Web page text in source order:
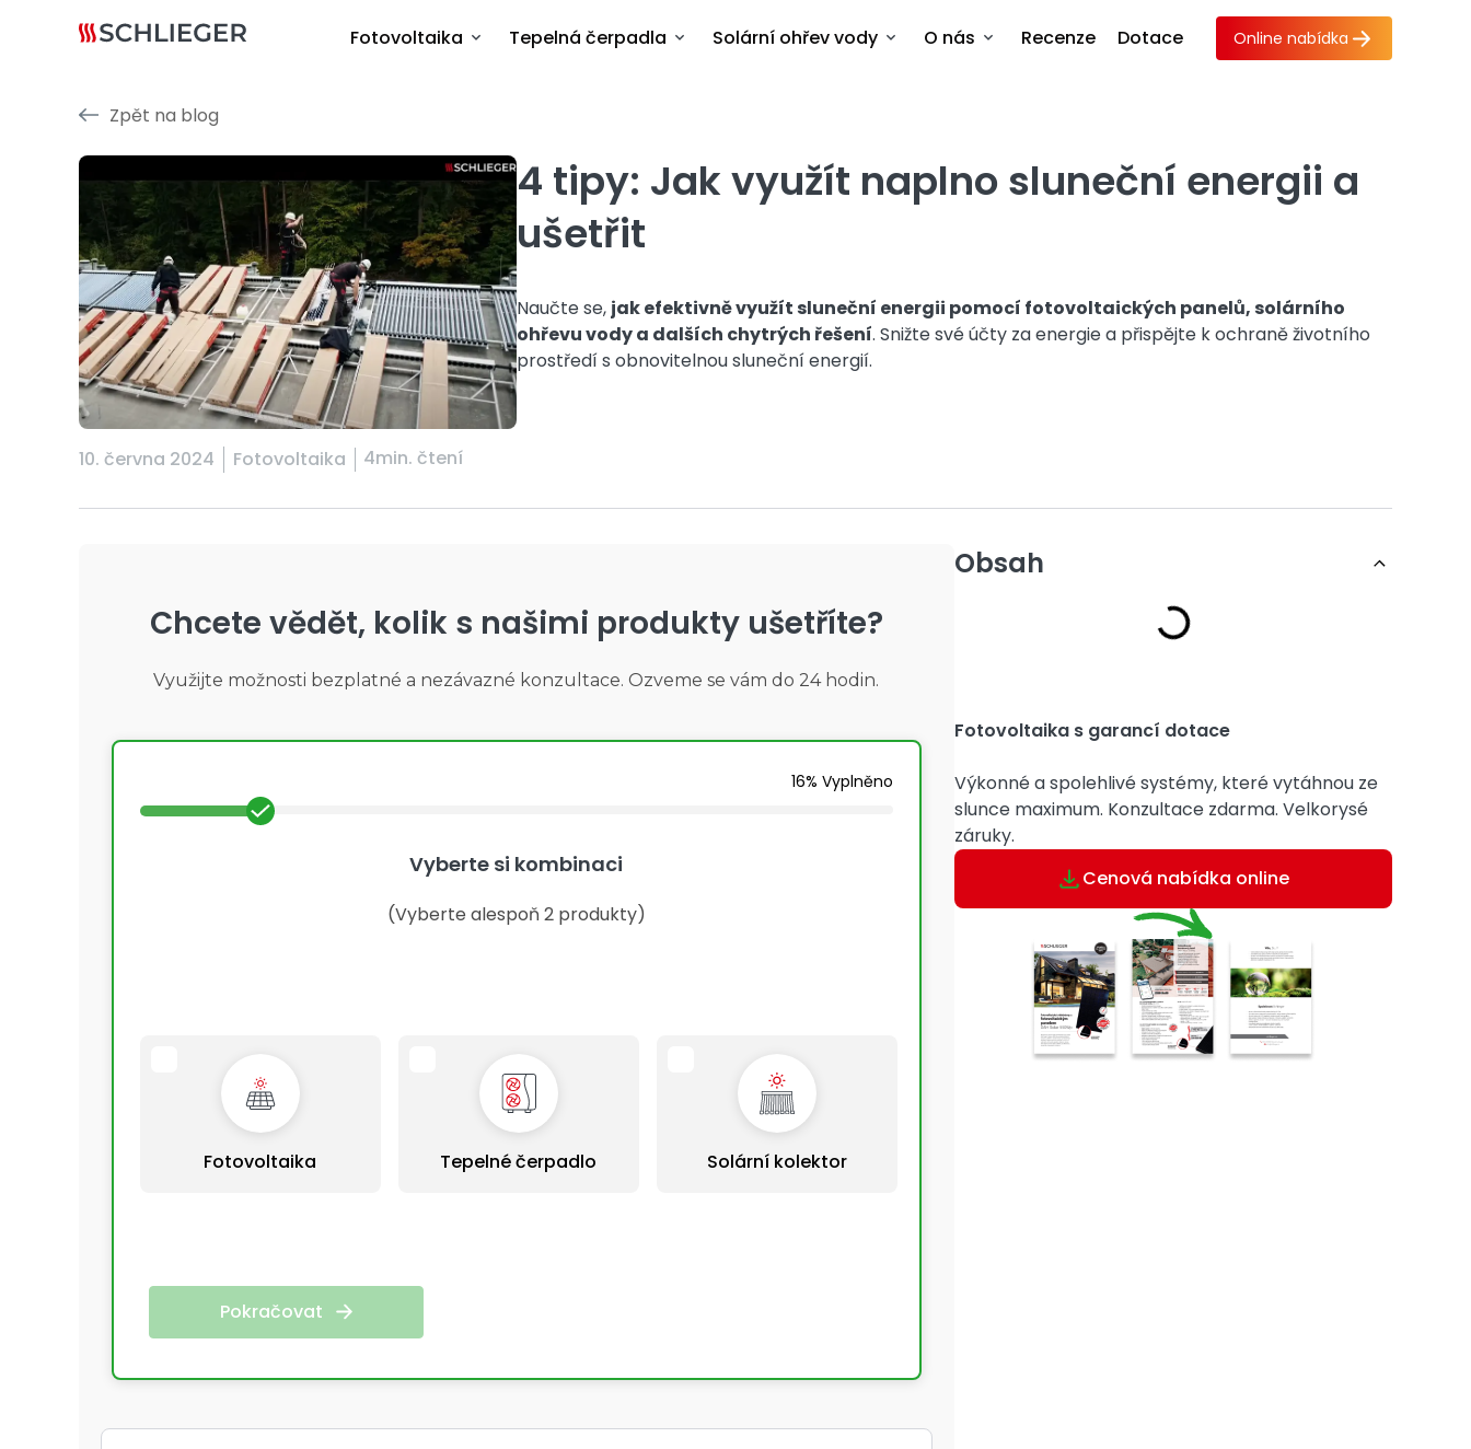
Fotovoltaika Tepelná čerpadla Solární ohřev vody O nás Recenze Dotace Online nabídka
Zpět na blog
4 tipy: Jak využít naplno sluneční energii a
ušetřit
Naučte se, jak efektivně využít sluneční energii pomocí fotovoltaických panelů, solárního
ohřevu vody a dalších chytrých řešení. Snižte své účty za energie a přispějte k ochraně životního
prostředí s obnovitelnou sluneční energií.
10. června 2024 Fotovoltaika 4min. čtení
Chcete vědět, kolik s našimi produkty ušetříte?
Využijte možnosti bezplatné a nezávazné konzultace. Ozveme se vám do 24 hodin.
16% Vyplněno
Vyberte si kombinaci
(Vyberte alespoň 2 produkty)
Fotovoltaika Tepelné čerpadlo Solární kolektor
Pokračovat
Obsah
Fotovoltaika s garancí dotace
Výkonné a spolehlivé systémy, které vytáhnou ze
slunce maximum. Konzultace zdarma. Velkorysé
záruky.
Cenová nabídka online